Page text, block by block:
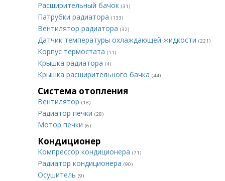
Расширительный бачок (31)
Патрубки радиатора (133)
Вентилятор радиатора (32)
Датчик температуры охлаждающей жидкости (221)
Корпус термостата (11)
Крышка радиатора (4)
Крышка расширительного бачка (44)
Система отопления
Вентилятор (18)
Радиатор печки (28)
Мотор печки (6)
Кондиционер
Компрессор кондиционера (71)
Радиатор кондиционера (90)
Осушитель (9)